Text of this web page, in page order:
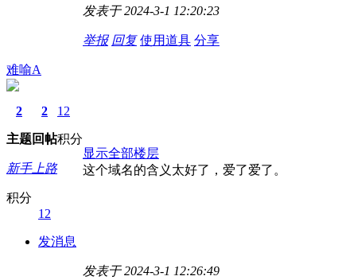
发表于 2024-3-1 12:20:23
举报 回复 使用道具 分享
难喻A
2
主题
2
回帖
12
积分
新手上路
积分
12
发消息
显示全部楼层
这个域名的含义太好了，爱了爱了。
发表于 2024-3-1 12:26:49